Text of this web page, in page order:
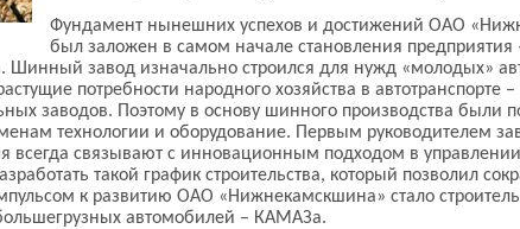
Фундамент нынешних успехов и достижений ОАО
был заложен в самом начале становления предприятия
Шинный завод изначально строился для нужд «молодых»
потребности народного хозяйства в автотранспорте
заводов. Поэтому в основу шинного производства были
технологии и оборудование. Первым руководителем
всегда связывают с инновационным подходом в
такой график строительства, который позволил
к развитию ОАО «Нижнекамскшина» стало
автомобилей – КАМАЗа.